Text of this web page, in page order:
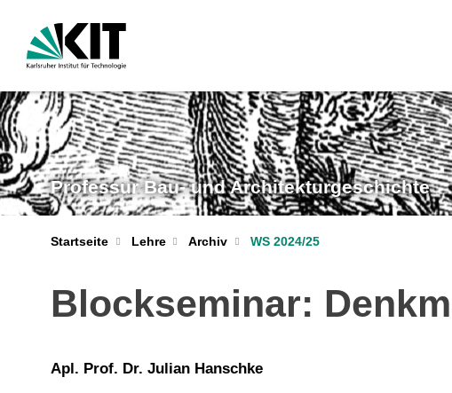
Professur Bau- und Architekturgeschichte
Startseite Lehre Archiv WS 2024/25
Blockseminar:
Apl. Prof. Dr. Julian Hanschke